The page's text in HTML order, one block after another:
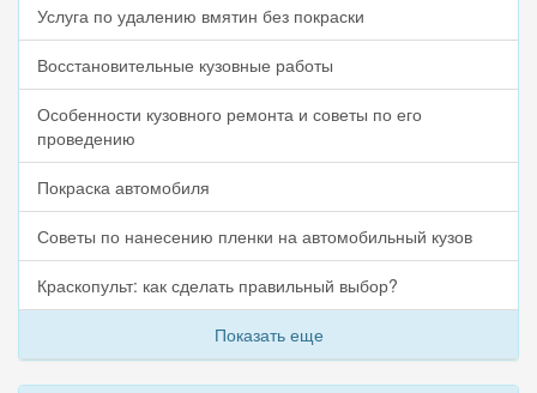
Услуга по удалению вмятин без покраски
Восстановительные кузовные работы
Особенности кузовного ремонта и советы по его
проведению
Покраска автомобиля
Советы по нанесению пленки на автомобильный кузов
Краскопульт: как сделать правильный выбор?
Показать еще